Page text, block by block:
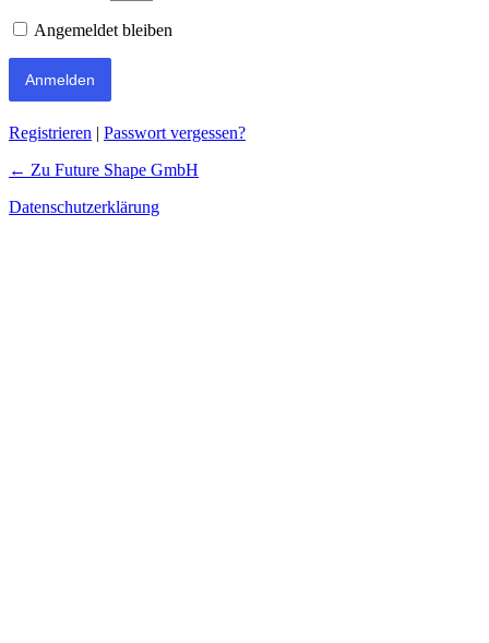
Angemeldet bleiben
Registrieren | Passwort vergessen?
← Zu Future Shape GmbH
Datenschutzerklärung